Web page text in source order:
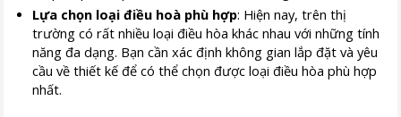
Lựa chọn loại điều hoà phù hợp: Hiện nay, trên thị
trường có rất nhiều loại điều hòa khác nhau với những tính
năng đa dạng. Bạn cần xác định không gian lắp đặt và yêu
cầu về thiết kế để có thể chọn được loại điều hòa phù hợp
nhất.